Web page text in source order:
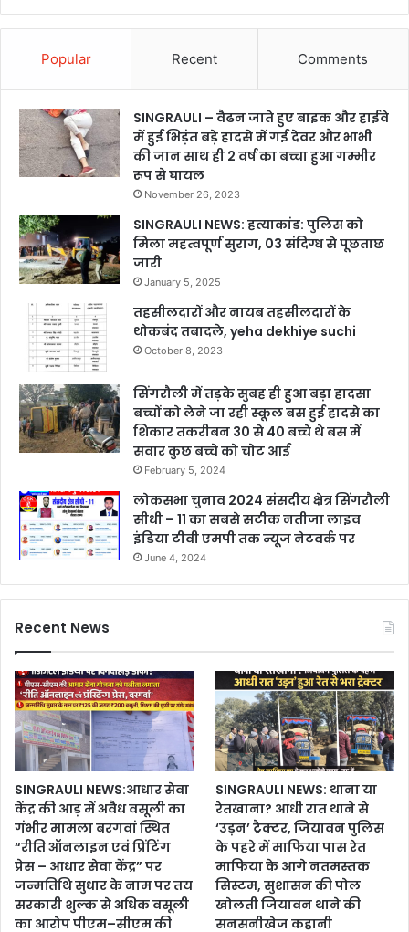
Popular Recent Comments
SINGRAULI – वैढन जाते हुए बाइक और हाईवे
में हुई भिड़ंत बड़े हादसे में गई देवर और भाभी
की जान साथ ही 2 वर्ष का बच्चा हुआ गम्भीर
रूप से घायल
November 26, 2023
SINGRAULI NEWS: हत्याकांड: पुलिस को
मिला महत्वपूर्ण सुराग, 03 संदिग्ध से पूछताछ
जारी
January 5, 2025
तहसीलदारों और नायब तहसीलदारों के
थोकबंद तबादले, yeha dekhiye suchi
October 8, 2023
सिंगरौली में तड़के सुबह ही हुआ बड़ा हादसा
बच्चों को लेने जा रही स्कूल बस हुई हादसे का
शिकार तकरीबन 30 से 40 बच्चे थे बस में
सवार कुछ बच्चे को चोट आई
February 5, 2024
लोकसभा चुनाव 2024 संसदीय क्षेत्र सिंगरौली
सीधी – 11 का सबसे सटीक नतीजा लाइव
इंडिया टीवी एमपी तक न्यूज नेटवर्क पर
June 4, 2024
Recent News
SINGRAULI NEWS:आधार सेवा
केंद्र की आड़ में अवैध वसूली का
गंभीर मामला बरगवां स्थित
“रीति ऑनलाइन एवं प्रिंटिंग
प्रेस – आधार सेवा केंद्र” पर
जन्मतिथि सुधार के नाम पर तय
सरकारी शुल्क से अधिक वसूली
का आरोप पीएम–सीएम की
SINGRAULI NEWS: थाना या
रेतखाना? आधी रात थाने से
‘उड़न’ ट्रैक्टर, जियावन पुलिस
के पहरे में माफिया पास रेत
माफिया के आगे नतमस्तक
सिस्टम, सुशासन की पोल
खोलती जियावन थाने की
सनसनीखेज कहानी